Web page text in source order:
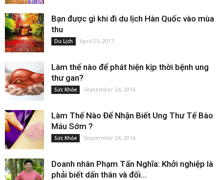
Bạn được gì khi đi du lịch Hàn Quốc vào mùa
thu
Du Lịch April 25, 2017
Làm thế nào để phát hiện kịp thời bệnh ung
thư gan?
Sức Khỏe September 24, 2016
Làm Thế Nào Để Nhận Biết Ung Thư Tế Bào
Máu Sớm ?
Sức Khỏe September 24, 2016
Doanh nhân Phạm Tấn Nghĩa: Khởi nghiệp là
phải biết dấn thân và đối...